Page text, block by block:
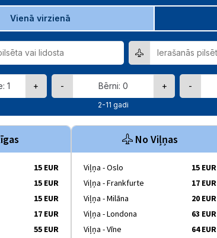
Vienā virzienā
+ - +
2-11 gadi
-
15 EUR
15 EUR
15 EUR
17 EUR
55 EUR
No Viļņas
Viļņa - Oslo
15 EUR
Viļņa - Frankfurte
17 EUR
Viļņa - Milāna
20 EUR
Viļņa - Londona
63 EUR
Viļņa - Vīne
64 EUR